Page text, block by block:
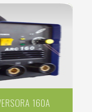
160A